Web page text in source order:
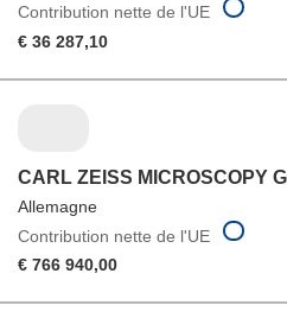
Contribution nette de l'UE
€ 36 287,10
CARL ZEISS MICROSCOPY
Allemagne
Contribution nette de l'UE
€ 766 940,00